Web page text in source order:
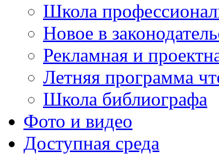
Школа
Новое в
Рекламная и
Летняя программа
Школа библиографа
Фото и видео
Доступная среда